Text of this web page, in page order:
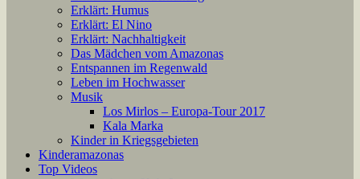
Erklärt: Humus
Erklärt: El Nino
Erklärt: Nachhaltigkeit
Das Mädchen vom Amazonas
Entspannen im Regenwald
Leben im Hochwasser
Musik
Los Mirlos – Europa-Tour 2017
Kala Marka
Kinder in Kriegsgebieten
Kinderamazonas
Top Videos